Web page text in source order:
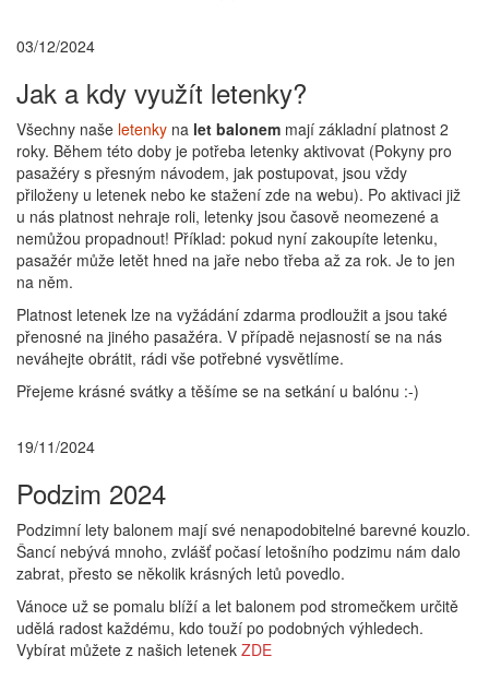
03/12/2024
Jak a kdy využít letenky?
Všechny naše letenky na let balonem mají základní platnost 2
roky. Během této doby je potřeba letenky aktivovat (Pokyny pro
pasažéry s přesným návodem, jak postupovat, jsou vždy
přiloženy u letenek nebo ke stažení zde na webu). Po aktivaci již
u nás platnost nehraje roli, letenky jsou časově neomezené a
nemůžou propadnout! Příklad: pokud nyní zakoupíte letenku,
pasažér může letět hned na jaře nebo třeba až za rok. Je to jen
na něm.
Platnost letenek lze na vyžádání zdarma prodloužit a jsou také
přenosné na jiného pasažéra. V případě nejasností se na nás
neváhejte obrátit, rádi vše potřebné vysvětlíme.
Přejeme krásné svátky a těšíme se na setkání u balónu :-)
19/11/2024
Podzim 2024
Podzimní lety balonem mají své nenapodobitelné barevné kouzlo.
Šancí nebývá mnoho, zvlášť počasí letošního podzimu nám dalo
zabrat, přesto se několik krásných letů povedlo.
Vánoce už se pomalu blíží a let balonem pod stromečkem určitě
udělá radost každému, kdo touží po podobných výhledech.
Vybírat můžete z našich letenek ZDE